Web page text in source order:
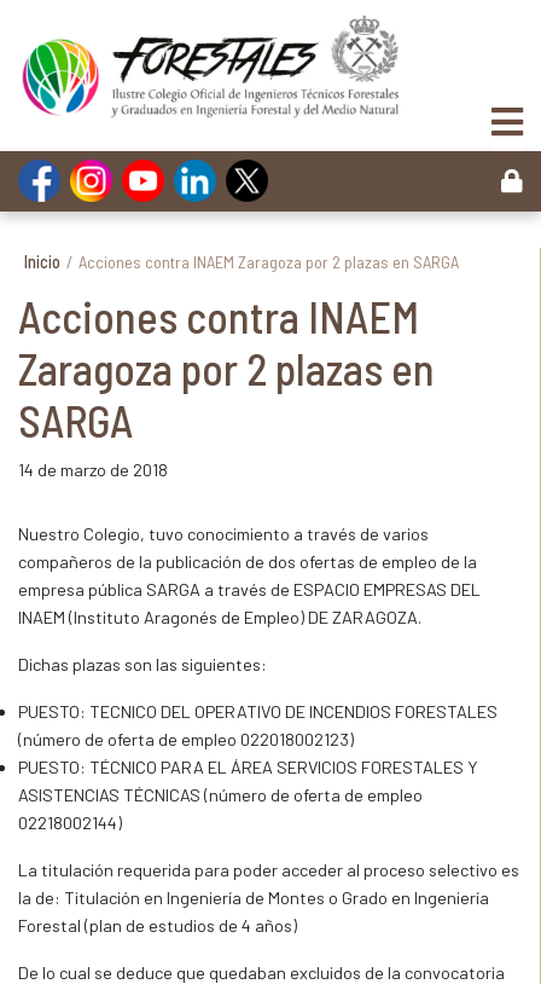
Inicio / Acciones contra INAEM Zaragoza por 2 plazas en SARGA
Acciones contra INAEM
Zaragoza por 2 plazas en
SARGA
14 de marzo de 2018
Nuestro Colegio, tuvo conocimiento a través de varios
compañeros de la publicación de dos ofertas de empleo de la
empresa pública SARGA a través de ESPACIO EMPRESAS DEL
INAEM (Instituto Aragonés de Empleo) DE ZARAGOZA.
Dichas plazas son las siguientes:
PUESTO: TECNICO DEL OPERATIVO DE INCENDIOS FORESTALES
(número de oferta de empleo 022018002123)
PUESTO: TÉCNICO PARA EL ÁREA SERVICIOS FORESTALES Y
ASISTENCIAS TÉCNICAS (número de oferta de empleo
02218002144)
La titulación requerida para poder acceder al proceso selectivo es
la de: Titulación en Ingeniería de Montes o Grado en Ingeniería
Forestal (plan de estudios de 4 años)
De lo cual se deduce que quedaban excluidos de la convocatoria